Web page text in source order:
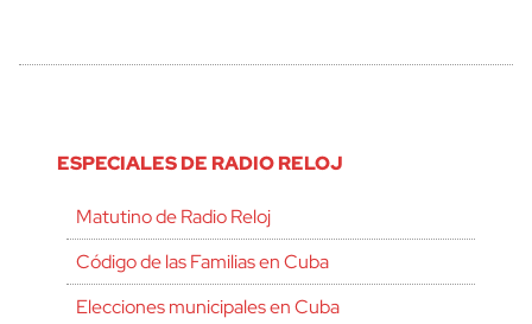
ESPECIALES DE RADIO RELOJ
Matutino de Radio Reloj
Código de las Familias en Cuba
Elecciones municipales en Cuba